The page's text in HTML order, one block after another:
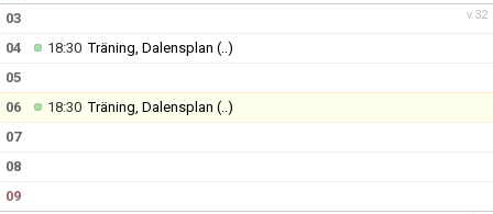
FÖRÄLDRAR v.32
03
04
18:30Träning, Dalensplan (..)
05
06
18:30Träning, Dalensplan (..)
07
08
09